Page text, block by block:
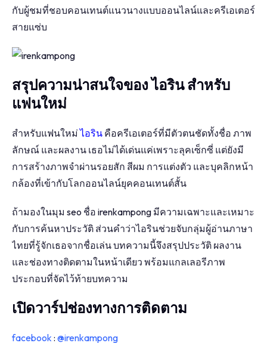
กับผู้ชมที่ชอบคอนเทนต์แนวนางแบบออนไลน์และครีเอเตอร์
สายแซ่บ
สรุปความน่าสนใจของ ไอริน สำหรับ
แฟนใหม่
สำหรับแฟนใหม่ไอริน คือครีเอเตอร์ที่มีตัวตนชัดทั้งชื่อ ภาพ
ลักษณ์ และผลงาน เธอไม่ได้เด่นแค่เพราะลุคเซ็กซี่ แต่ยังมี
การสร้างภาพจำผ่านรอยสัก สีผม การแต่งตัว และบุคลิกหน้า
กล้องที่เข้ากับโลกออนไลน์ยุคคอนเทนต์สั้น
ถ้ามองในมุม seo ชื่อ irenkampong มีความเฉพาะและเหมาะ
กับการค้นหาประวัติ ส่วนคำว่าไอรินช่วยจับกลุ่มผู้อ่านภาษา
ไทยที่รู้จักเธอจากชื่อเล่น บทความนี้จึงสรุปประวัติ ผลงาน
และช่องทางติดตามในหน้าเดียว พร้อมแกลเลอรีภาพ
ประกอบที่จัดไว้ท้ายบทความ
เปิดวาร์ปช่องทางการติดตาม
facebook : @irenkampong